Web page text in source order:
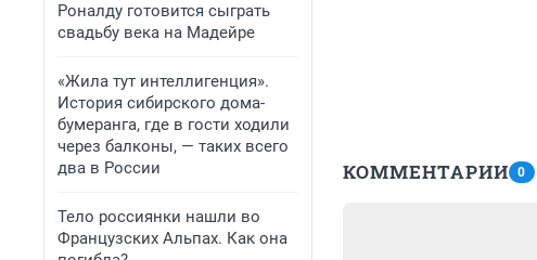
Роналду готовится сыграть
свадьбу века на Мадейре
«Жила тут интеллигенция».
История сибирского дома-
бумеранга, где в гости ходили
через балконы, — таких всего
два в России
Тело россиянки нашли во
Французских Альпах. Как она
КОММЕНТАРИИ 0